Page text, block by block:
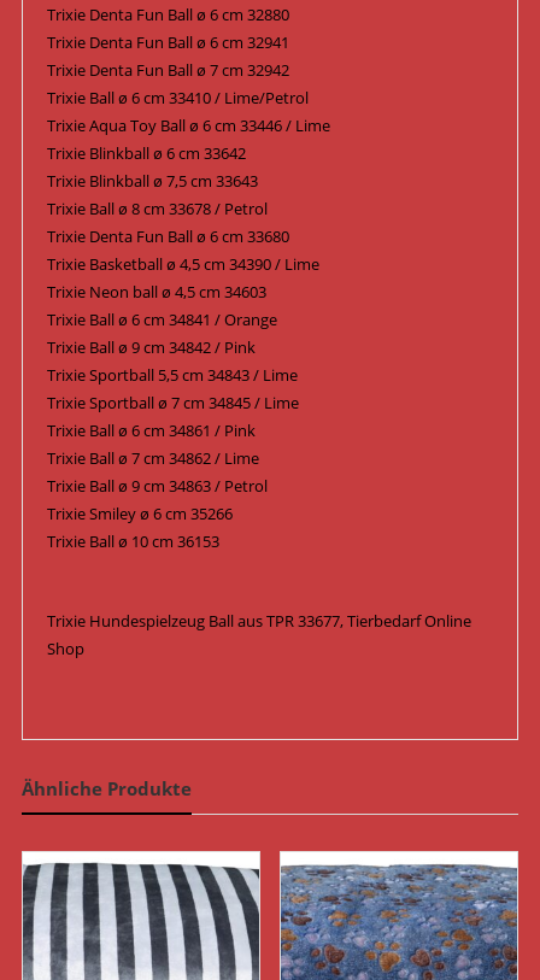
Trixie Denta Fun Ball ø 6 cm 32880
Trixie Denta Fun Ball ø 6 cm 32941
Trixie Denta Fun Ball ø 7 cm 32942
Trixie Ball ø 6 cm 33410 / Lime/Petrol
Trixie Aqua Toy Ball ø 6 cm 33446 / Lime
Trixie Blinkball ø 6 cm 33642
Trixie Blinkball ø 7,5 cm 33643
Trixie Ball ø 8 cm 33678 / Petrol
Trixie Denta Fun Ball ø 6 cm 33680
Trixie Basketball ø 4,5 cm 34390 / Lime
Trixie Neon ball ø 4,5 cm 34603
Trixie Ball ø 6 cm 34841 / Orange
Trixie Ball ø 9 cm 34842 / Pink
Trixie Sportball 5,5 cm 34843 / Lime
Trixie Sportball ø 7 cm 34845 / Lime
Trixie Ball ø 6 cm 34861 / Pink
Trixie Ball ø 7 cm 34862 / Lime
Trixie Ball ø 9 cm 34863 / Petrol
Trixie Smiley ø 6 cm 35266
Trixie Ball ø 10 cm 36153
Trixie Hundespielzeug Ball aus TPR 33677, Tierbedarf Online
Shop
Ähnliche Produkte